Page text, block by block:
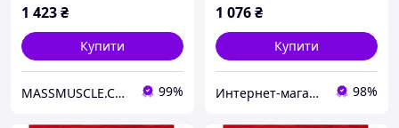
1 423₴
Купити
MASSMUSCLE.COM.UA 99%
1 076₴
Купити
Интернет-магазин «SPORT MANIA» 98%